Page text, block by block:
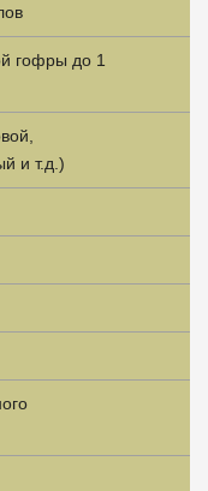
гофры до 1
и т.д.)